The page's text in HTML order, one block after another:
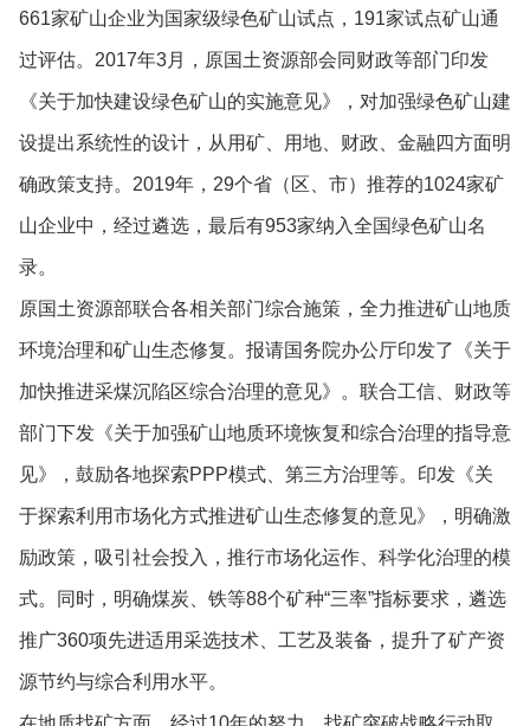
661家矿山企业为国家级绿色矿山试点，191家试点矿山通
过评估。2017年3月，原国土资源部会同财政等部门印发
《关于加快建设绿色矿山的实施意见》，对加强绿色矿山建
设提出系统性的设计，从用矿、用地、财政、金融四方面明
确政策支持。2019年，29个省（区、市）推荐的1024家矿
山企业中，经过遴选，最后有953家纳入全国绿色矿山名
录。
原国土资源部联合各相关部门综合施策，全力推进矿山地质
环境治理和矿山生态修复。报请国务院办公厅印发了《关于
加快推进采煤沉陷区综合治理的意见》。联合工信、财政等
部门下发《关于加强矿山地质环境恢复和综合治理的指导意
见》，鼓励各地探索PPP模式、第三方治理等。印发《关
于探索利用市场化方式推进矿山生态修复的意见》，明确激
励政策，吸引社会投入，推行市场化运作、科学化治理的模
式。同时，明确煤炭、铁等88个矿种“三率”指标要求，遴选
推广360项先进适用采选技术、工艺及装备，提升了矿产资
源节约与综合利用水平。